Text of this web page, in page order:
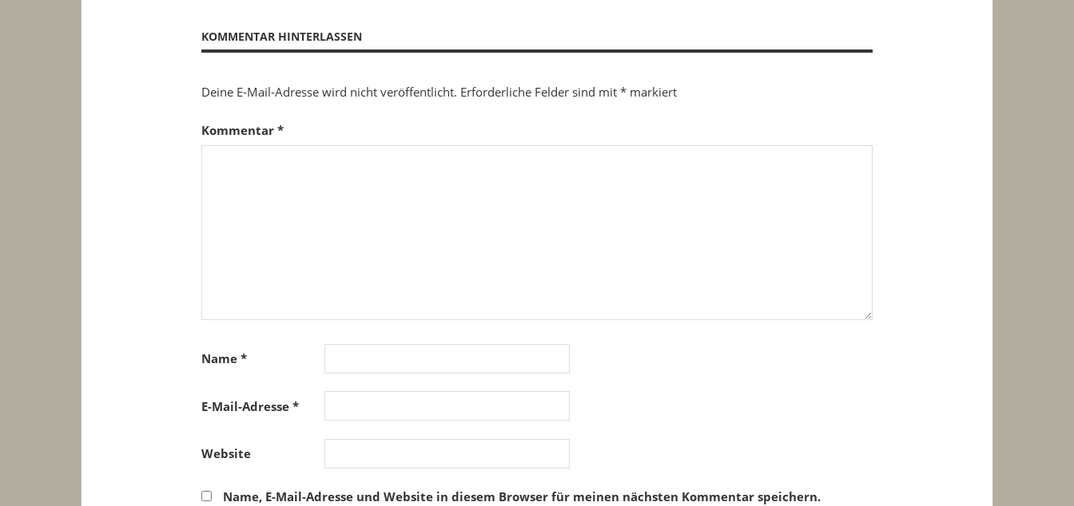
KOMMENTAR HINTERLASSEN
Deine E-Mail-Adresse wird nicht veröffentlicht. Erforderliche Felder sind mit * markiert
Kommentar *
Name *
E-Mail-Adresse *
Website
Name, E-Mail-Adresse und Website in diesem Browser für meinen nächsten Kommentar speichern.